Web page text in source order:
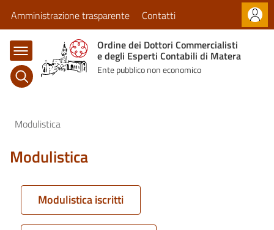
Amministrazione trasparente
Contatti
Ordine dei Dottori Commercialisti
e degli Esperti Contabili di Matera
Ente pubblico non economico
Normativa
Servizi
Modulistica
Modulistica
Modulistica iscritti